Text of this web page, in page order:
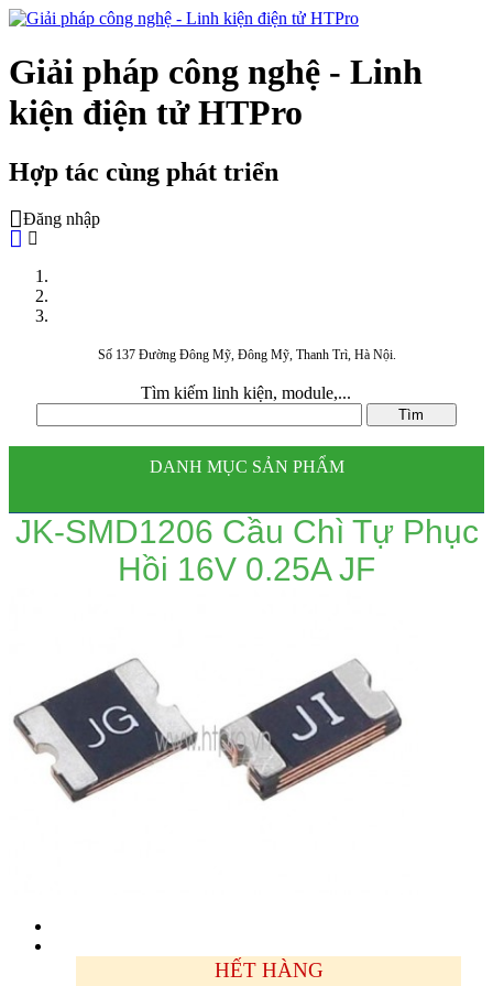
Giải pháp công nghệ - Linh
kiện điện tử HTPro
Hợp tác cùng phát triển
Đăng nhập
Số 137 Đường Đông Mỹ, Đông Mỹ, Thanh Trì, Hà Nội.
Tìm kiếm linh kiện, module,...
DANH MỤC SẢN PHẨM
JK-SMD1206 Cầu Chì Tự Phục
Hồi 16V 0.25A JF
HẾT HÀNG